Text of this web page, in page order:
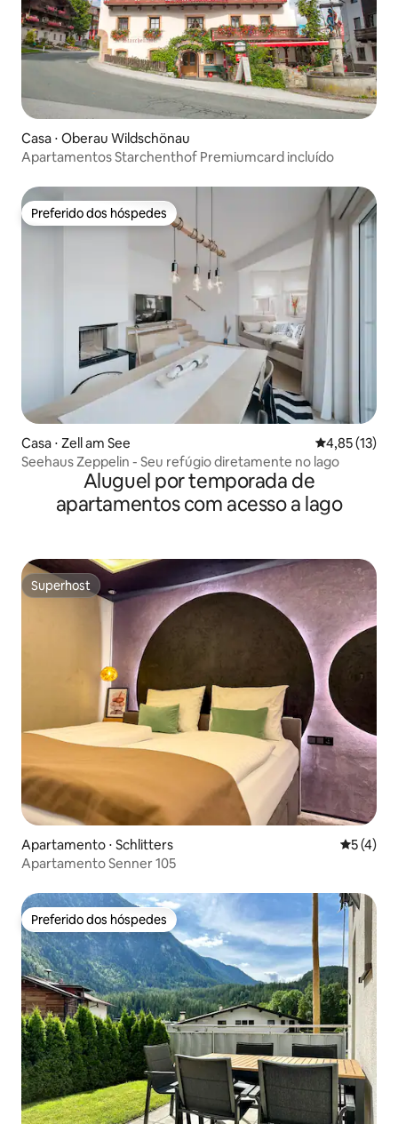
Casa ⋅ Oberau Wildschönau
Apartamentos Starchenthof Premiumcard incluído
Preferido dos hóspedes
Preferido dos hóspedes
Casa ⋅ Zell am See 4,85 de uma
4,85 (13)
Seehaus Zeppelin - Seu refúgio diretamente no lago
Aluguel por temporada de
apartamentos com acesso a lago
Superhost
Superhost
Apartamento ⋅ Schlitters 5 de
5 (4)
Apartamento Senner 105
Preferido dos hóspedes
Preferido dos hóspedes